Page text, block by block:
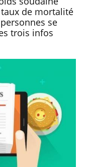
de mortalité
se
trois infos